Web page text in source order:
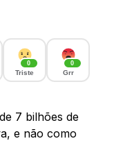
0
Triste
0
Grr
7 bilhões de
e não como